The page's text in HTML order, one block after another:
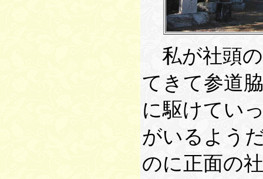
私が社頭の
てきて参道
に駆けてい
がいるよう
のに正面の